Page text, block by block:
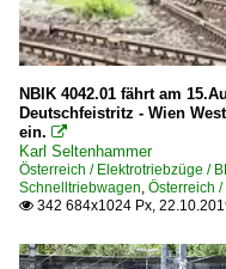
NBIK 4042.01 fährt am
Deutschfeistritz - Wien
ein. 
Karl Seltenhammer
Österreich / Elektrotriebzüge /
Schnelltriebwagen, Österreich
 342 684x1024 Px,